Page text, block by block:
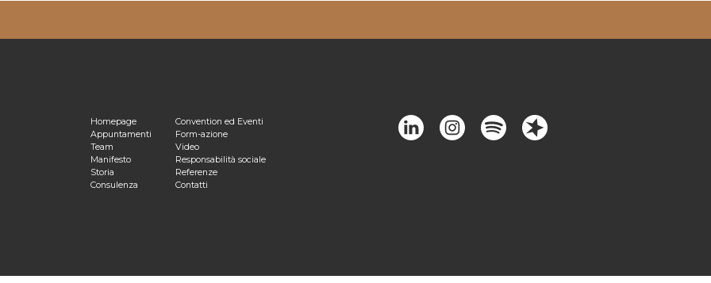
Privacy PolicyHomepage
Appuntamenti
Team
Manifesto
Storia
Consulenza
Convention ed Eventi
Form-azione
Video
Responsabilità sociale
Referenze
Contatti